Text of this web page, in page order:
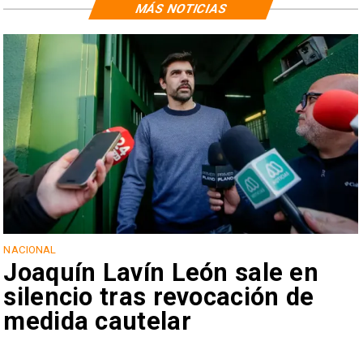
NACIONAL
Joaquín Lavín León sale en
silencio tras revocación de
medida cautelar
MÁS NOTICIAS